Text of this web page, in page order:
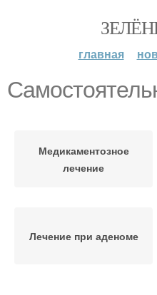
главная
Медикаментозное
лечение
Лечение при аденоме